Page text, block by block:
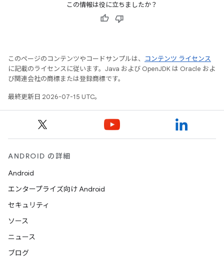
この情報は役に立ちましたか？
このページのコンテンツやコードサンプルは、
コンテンツ ライセンス
に記載のライセンスに従います。Java および OpenJDK は Oracle およ
び関連会社の商標または登録商標です。
最終更新日 2026-07-15 UTC。
ANDROID の詳細
Android
エンタープライズ向け Android
セキュリティ
ソース
ニュース
ブログ